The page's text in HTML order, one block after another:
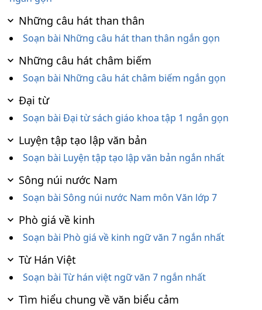
Những câu hát than thân
Soạn bài Những câu hát than thân ngắn gọn
Những câu hát châm biếm
Soạn bài Những câu hát châm biếm ngắn gọn
Đại từ
Soạn bài Đại từ sách giáo khoa tập 1 ngắn gọn
Luyện tập tạo lập văn bản
Soạn bài Luyện tập tạo lập văn bản ngắn nhất
Sông núi nước Nam
Soạn bài Sông núi nước Nam môn Văn lớp 7
Phò giá về kinh
Soạn bài Phò giá về kinh ngữ văn 7 ngắn nhất
Từ Hán Việt
Soạn bài Từ hán việt ngữ văn 7 ngắn nhất
Tìm hiểu chung về văn biểu cảm